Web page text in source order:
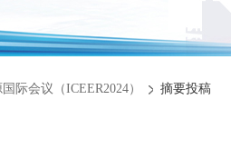
际会议（ICEER2024） 摘要投稿